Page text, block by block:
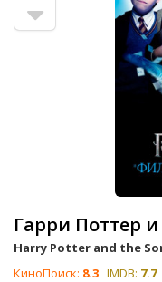
Гарри Поттер
Harry Potter and the
КиноПоиск: 8.3 IMDB: 7.7